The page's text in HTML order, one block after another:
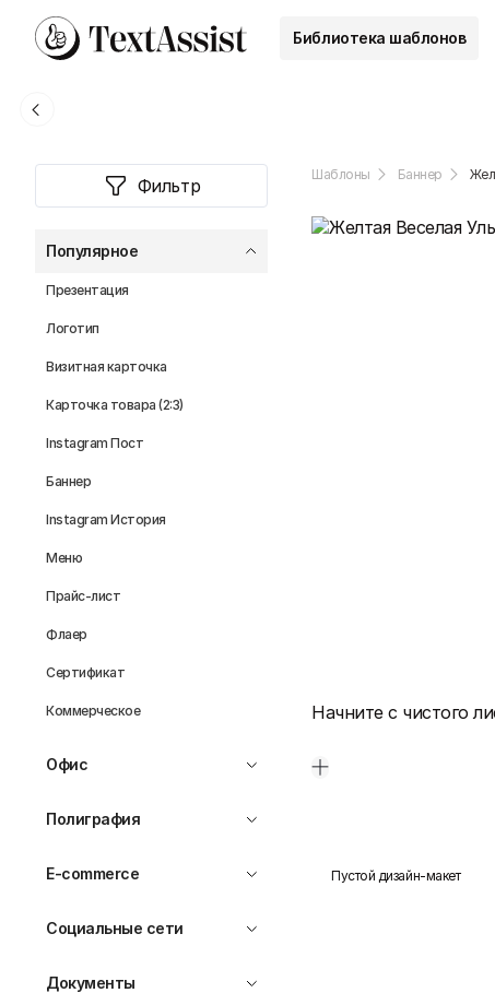
Библиотека шаблонов
Фильтр
Популярное
Презентация
Логотип
Визитная карточка
Карточка товара (2:3)
Instagram Пост
Баннер
Instagram История
Меню
Прайс-лист
Флаер
Сертификат
Коммерческое
Офис
Полиграфия
E-commerce
Социальные сети
Документы
Шаблоны Баннер
Начните с чистого
Пустой дизайн-макет